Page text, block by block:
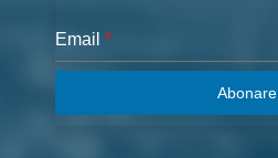
Email *
Abonare